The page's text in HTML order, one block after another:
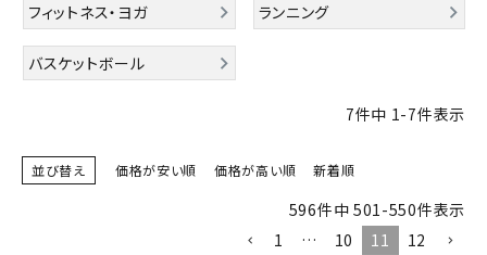
ご利用ガイド
お問い合わせ
プライバシーポリシー
フィットネス・ヨガ ランニング
バスケットボール
7件中 1-7件表示
並び替え 価格が安い順 価格が高い順 新着順
596件中 501-550件表示
1
… 10 11 12